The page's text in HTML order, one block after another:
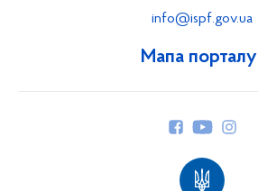
Мапа порталу
info@ispf.gov.ua